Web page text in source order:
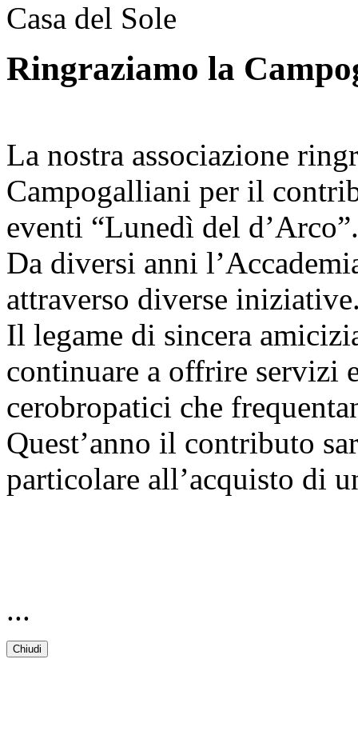
Casa del Sole
Ringraziamo la
La nostra associazione
Campogalliani per il
eventi “Lunedì del d’Arco”.
Da diversi anni
attraverso diverse
Il legame di sincera
continuare a offrire
cerobropatici che
Quest’anno il contributo
particolare all’acquisto di
...
Chiudi